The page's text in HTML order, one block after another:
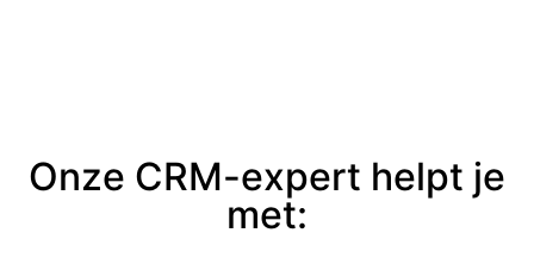
Onze CRM-expert helpt je
met: